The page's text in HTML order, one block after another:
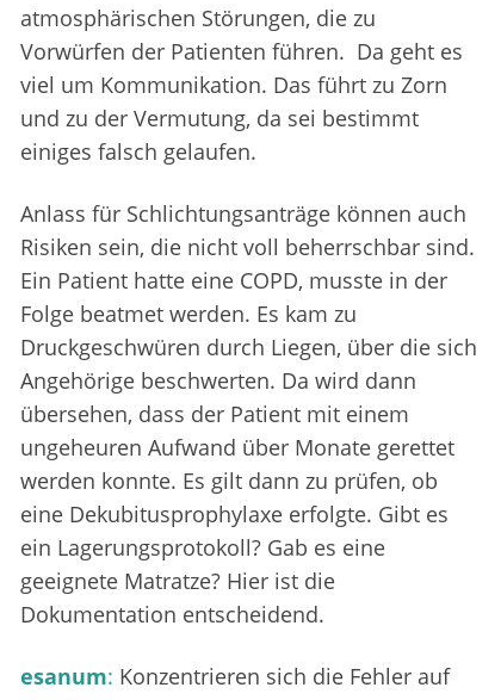
atmosphärischen Störungen, die zu
Vorwürfen der Patienten führen. Da geht es
viel um Kommunikation. Das führt zu Zorn
und zu der Vermutung, da sei bestimmt
einiges falsch gelaufen.
Anlass für Schlichtungsanträge können auch
Risiken sein, die nicht voll beherrschbar sind.
Ein Patient hatte eine COPD, musste in der
Folge beatmet werden. Es kam zu
Druckgeschwüren durch Liegen, über die sich
Angehörige beschwerten. Da wird dann
übersehen, dass der Patient mit einem
ungeheuren Aufwand über Monate gerettet
werden konnte. Es gilt dann zu prüfen, ob
eine Dekubitusprophylaxe erfolgte. Gibt es
ein Lagerungsprotokoll? Gab es eine
geeignete Matratze? Hier ist die
Dokumentation entscheidend.
esanum: Konzentrieren sich die Fehler auf